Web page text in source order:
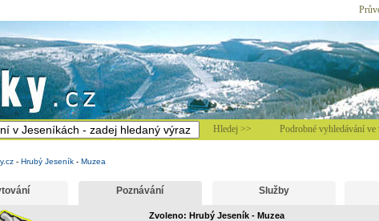
Hledej >> Podrobné vyhledávání ve
- Hrubý Jeseník- Muzea
Poznávání Služby
Zvoleno: Hrubý Jeseník - Muzea